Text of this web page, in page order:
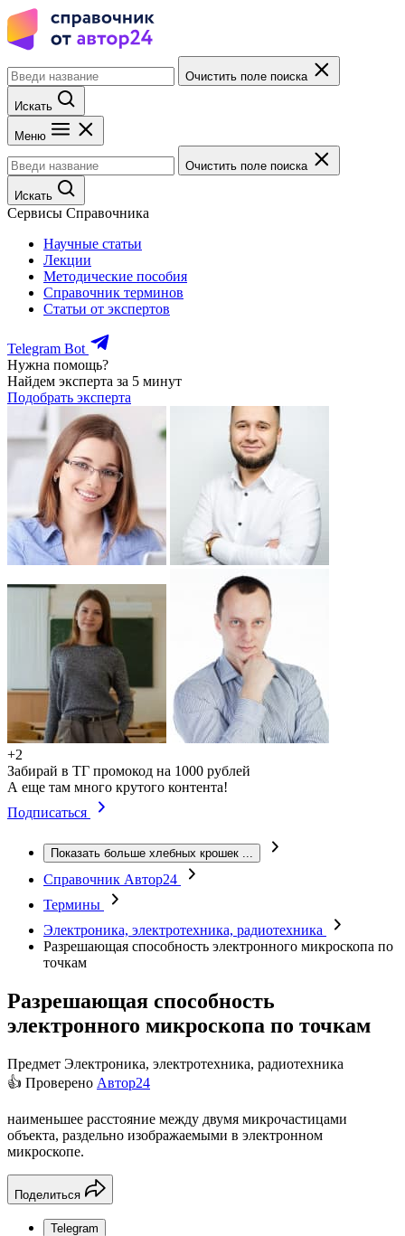
Очистить поле поиска
Искать
Меню
Очистить поле поиска
Искать
Сервисы Справочника
Научные статьи
Лекции
Методические пособия
Справочник терминов
Статьи от экспертов
Telegram Bot
Нужна помощь?
Найдем эксперта за 5 минут
Подобрать эксперта
+2
Забирай в ТГ промокод на 1000 рублей
А еще там много крутого контента!
Подписаться
Показать больше хлебных крошек ...
Справочник Автор24
Термины
Электроника, электротехника, радиотехника
Разрешающая способность электронного микроскопа по
точкам
Разрешающая способность
электронного микроскопа по точкам
Предмет Электроника, электротехника, радиотехника
👍 Проверено Автор24
наименьшее расстояние между двумя микрочастицами
объекта, раздельно изображаемыми в электронном
микроскопе.
Поделиться
Telegram